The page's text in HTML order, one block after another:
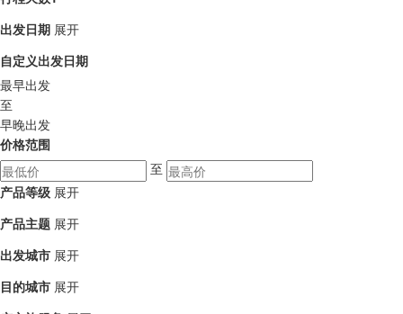
出发日期 展开
自定义出发日期
最早出发
至
早晚出发
价格范围
至
产品等级 展开
产品主题 展开
出发城市 展开
目的城市 展开